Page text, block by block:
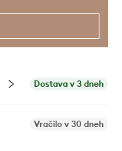
Dostava v 3 dneh
Vračilo v 30 dneh